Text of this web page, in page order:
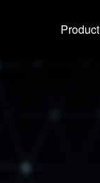
Product